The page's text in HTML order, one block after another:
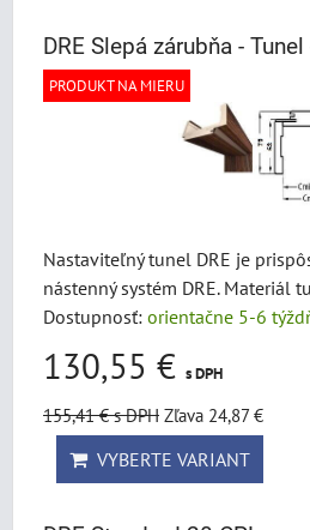
DRE Slepá zárubňa - Tunel
PRODUKT NA MIERU
Nastaviteľný tunel DRE je
nástenný systém DRE. Materiál
Dostupnosť: orientačne 5-6
130,55 € s DPH
155,41 €s DPH Zľava 24,87 €
VYBERTE VARIANT